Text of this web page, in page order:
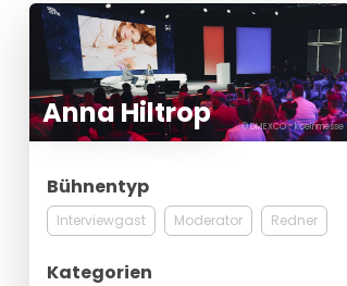
© DMEXCO - koelnmesse
Anna Hiltrop
Bühnentyp
Interviewgast Moderator Redner
Kategorien